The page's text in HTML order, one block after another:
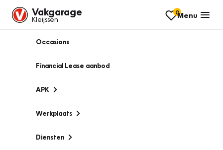
Vakgarage
Kleijssen
0Menu
Occasions
Financial Lease aanbod
APK
Werkplaats
Diensten